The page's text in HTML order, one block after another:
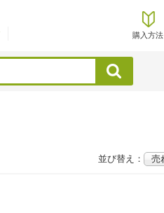
購入方法
検索
並び替え：